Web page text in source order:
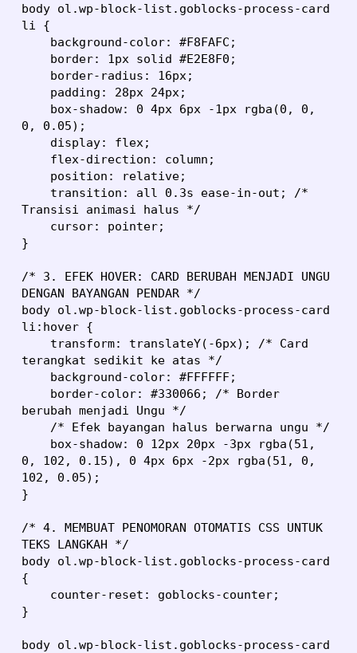
body ol.wp-block-list.goblocks-process-card
li {
0, 0.05);
Transisi animasi halus */
}
/* 3. EFEK HOVER: CARD BERUBAH MENJADI UNGU
DENGAN BAYANGAN PENDAR */
body ol.wp-block-list.goblocks-process-card
li:hover {
terangkat sedikit ke atas */
berubah menjadi Ungu */
0, 102, 0.15), 0 4px 6px -2px rgba(51, 0,
102, 0.05);
}
/* 4. MEMBUAT PENOMORAN OTOMATIS CSS UNTUK
TEKS LANGKAH */
body ol.wp-block-list.goblocks-process-card
{
}
body ol.wp-block-list.goblocks-process-card